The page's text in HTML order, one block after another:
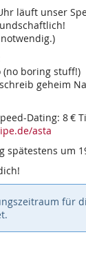
läuft unser
(no boring stuff!)
geheim
Dating: 8 €
asta
spätestens um
für